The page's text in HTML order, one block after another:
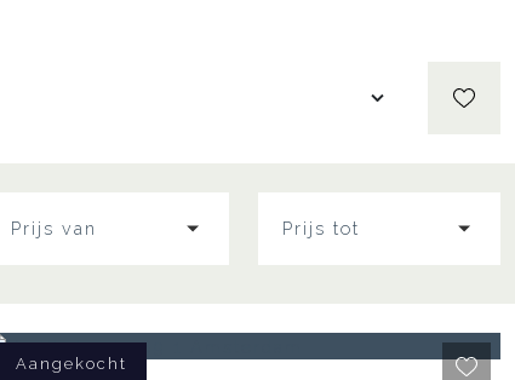
Prijs van Prijs tot
Aangekocht